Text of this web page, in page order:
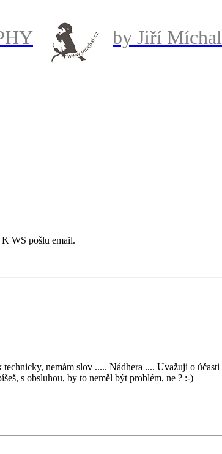
by Jiří Míchal
WS pošlu email.
nemám slov ..... Nádhera .... Uvažuji o
s obsluhou, by to neměl být problém, ne ? :-)